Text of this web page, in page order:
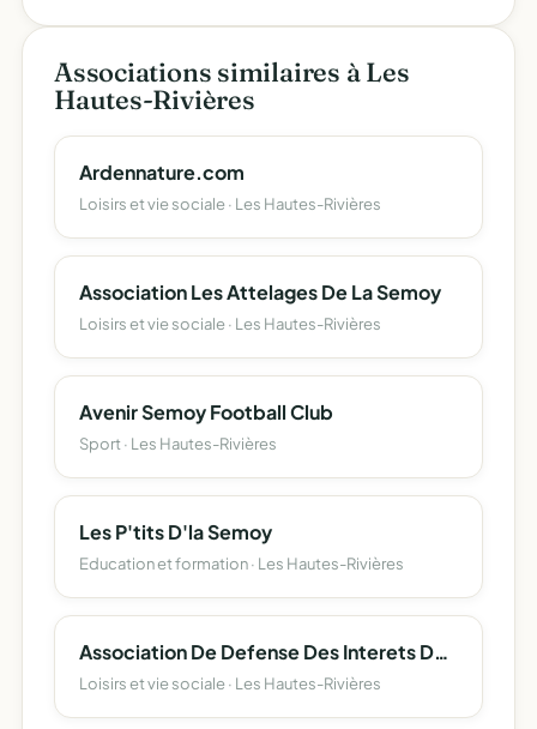
Associations similaires à Les
Hautes-Rivières
Ardennature.com
Loisirs et vie sociale · Les Hautes-Rivières
Association Les Attelages De La Semoy
Loisirs et vie sociale · Les Hautes-Rivières
Avenir Semoy Football Club
Sport · Les Hautes-Rivières
Les P'tits D'la Semoy
Education et formation · Les Hautes-Rivières
Association De Defense Des Interets Des Riverains
Loisirs et vie sociale · Les Hautes-Rivières